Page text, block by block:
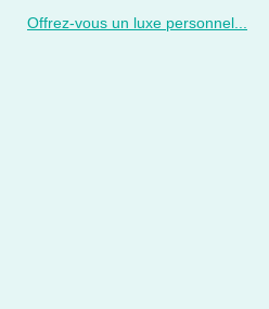
Offrez-vous un luxe personnel...